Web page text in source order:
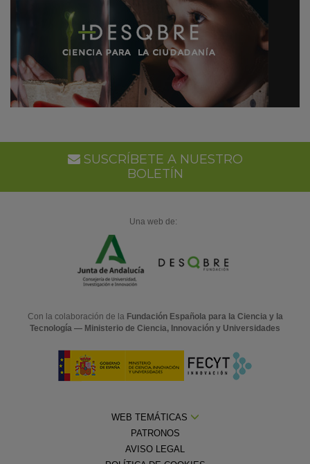
SUSCRÍBETE A NUESTRO
BOLETÍN
Una web de:
Con la colaboración de la Fundación Española para la Ciencia y la
Tecnología — Ministerio de Ciencia, Innovación y Universidades
WEB TEMÁTICAS
PATRONOS
AVISO LEGAL